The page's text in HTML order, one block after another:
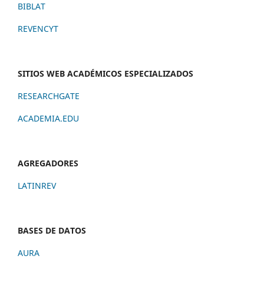
BIBLAT
REVENCYT
SITIOS WEB ACADÉMICOS ESPECIALIZADOS
RESEARCHGATE
ACADEMIA.EDU
AGREGADORES
LATINREV
BASES DE DATOS
AURA